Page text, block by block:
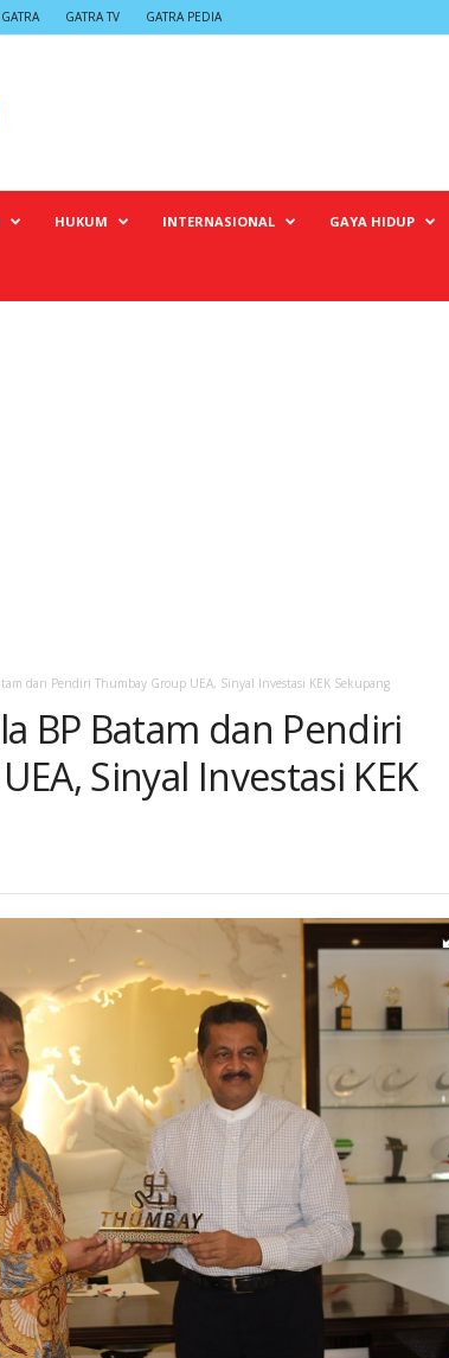
GATRA TV GATRA PEDIA
HUKUM INTERNASIONAL GAYA HIDUP
dan Pendiri Thumbay Group UEA, Sinyal Investasi KEK Sekupang
BP Batam dan Pendiri
Sinyal Investasi KEK